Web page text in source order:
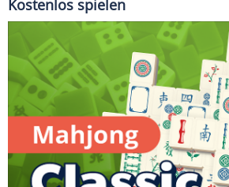
Kostenlos spielen